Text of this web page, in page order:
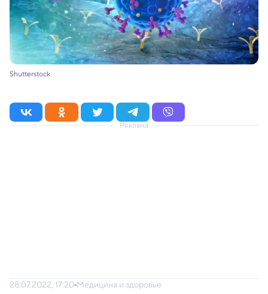
Shutterstock
Реклама
28.07.2022, 17:20 Медицина и здоровье